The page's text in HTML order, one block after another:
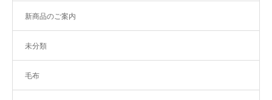
新商品のご案内
未分類
毛布